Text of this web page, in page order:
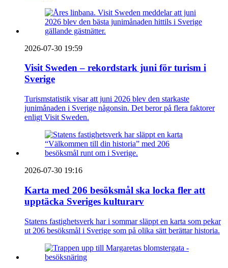
2026-07-30 19:59
Visit Sweden – rekordstark juni för turism i
Sverige
Turismstatistik visar att juni 2026 blev den starkaste
junimånaden i Sverige någonsin. Det beror på flera faktorer
enligt Visit Sweden.
2026-07-30 19:16
Karta med 206 besöksmål ska locka fler att
upptäcka Sveriges kulturarv
Statens fastighetsverk har i sommar släppt en karta som pekar
ut 206 besöksmål i Sverige som på olika sätt berättar historia.